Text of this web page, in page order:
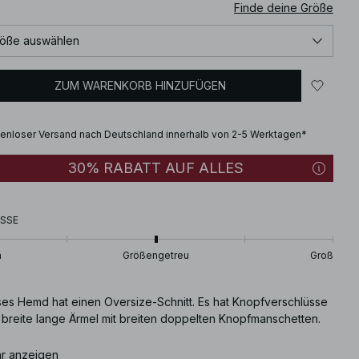
Finde deine Größe
auswählen
ZUM WARENKORB HINZUFÜGEN
Versand nach Deutschland innerhalb von 2-5 Werktagen*
30% RABATT AUF ALLES
Größengetreu Groß
Hemd hat einen Oversize-Schnitt. Es hat Knopfverschlüsse
lange Ärmel mit breiten doppelten Knopfmanschetten.
anzeigen